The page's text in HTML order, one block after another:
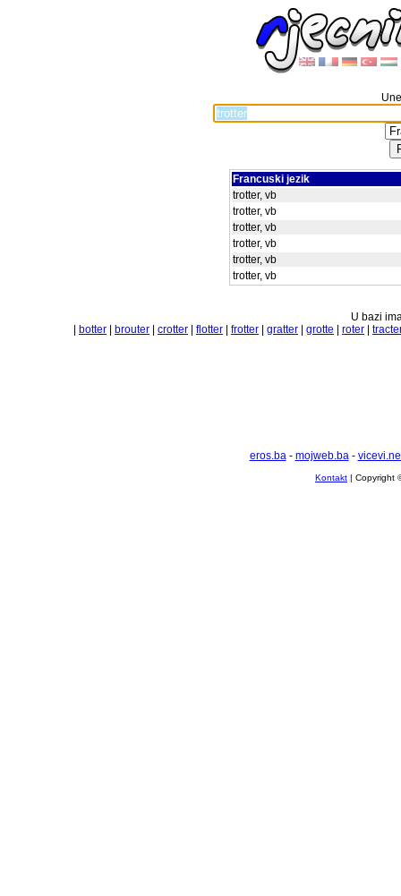
Francuski jezik
trotter, vb
trotter, vb
trotter, vb
trotter, vb
trotter, vb
trotter, vb
U bazi
botter brouter crotter flotter frotter gratter grotte roter
eros.ba- mojweb.ba-
Kontakt | Copyright